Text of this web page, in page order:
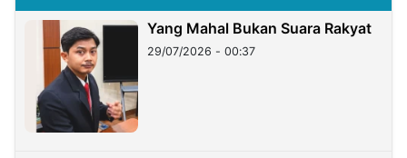
Yang Mahal Bukan Suara Rakyat
29/07/2026 - 00:37